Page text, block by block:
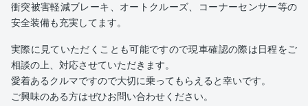
衝突被害軽減ブレーキ、オートクルーズ、コーナーセンサー等の
安全装備も充実してます。
実際に見ていただくことも可能ですので現車確認の際は日程をご
相談の上、対応させていただきます。
愛着あるクルマですので大切に乗ってもらえると幸いです。
ご興味のある方はぜひお問い合わせください。